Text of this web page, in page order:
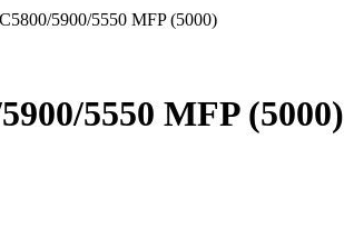
5900/5550 MFP (5000)
5550 MFP (5000)